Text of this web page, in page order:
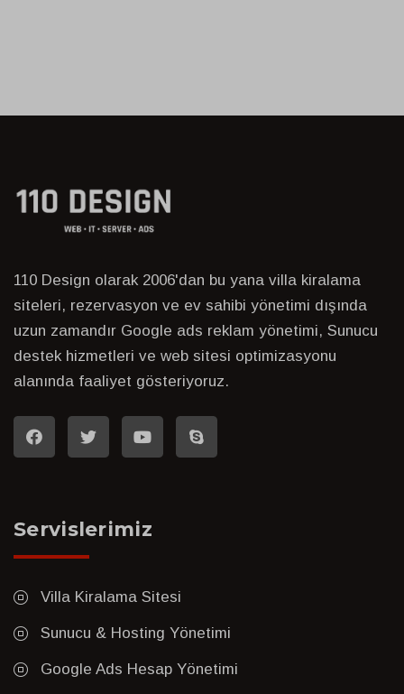
110 Design olarak 2006'dan bu yana villa kiralama
siteleri, rezervasyon ve ev sahibi yönetimi dışında
uzun zamandır Google ads reklam yönetimi, Sunucu
destek hizmetleri ve web sitesi optimizasyonu
alanında faaliyet gösteriyoruz.
Servislerimiz
Villa Kiralama Sitesi
Sunucu & Hosting Yönetimi
Google Ads Hesap Yönetimi